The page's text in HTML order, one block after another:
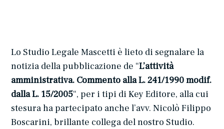
Lo Studio Legale Mascetti è lieto di segnalare la
notizia della pubblicazione de “L’attività
amministrativa. Commento alla L. 241/1990 modif.
dalla L. 15/2005“, per i tipi di Key Editore, alla cui
stesura ha partecipato anche l’avv. Nicolò Filippo
Boscarini, brillante collega del nostro Studio.